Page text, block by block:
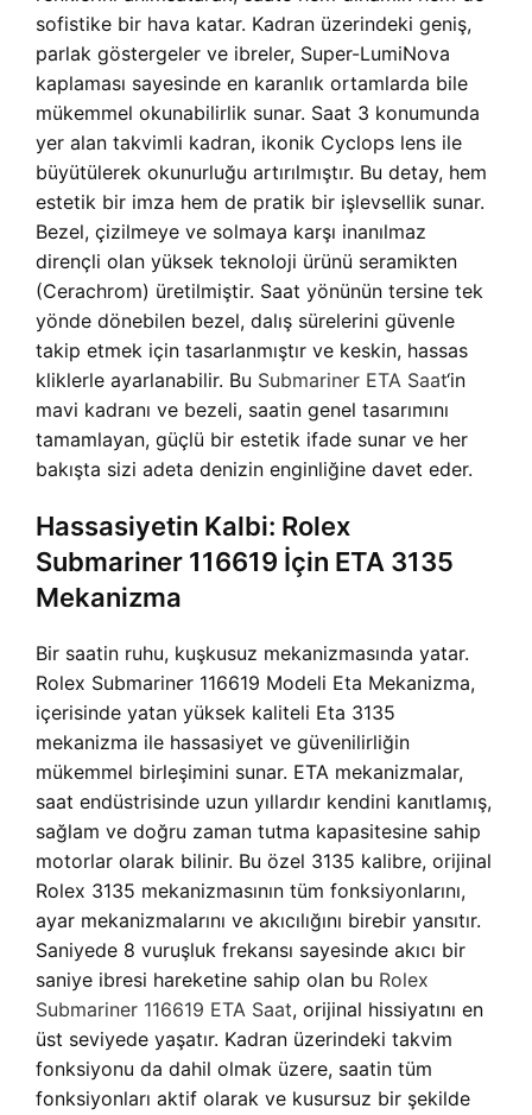
sofistike bir hava katar. Kadran üzerindeki geniş,
parlak göstergeler ve ibreler, Super-LumiNova
kaplaması sayesinde en karanlık ortamlarda bile
mükemmel okunabilirlik sunar. Saat 3 konumunda
yer alan takvimli kadran, ikonik Cyclops lens ile
büyütülerek okunurluğu artırılmıştır. Bu detay, hem
estetik bir imza hem de pratik bir işlevsellik sunar.
Bezel, çizilmeye ve solmaya karşı inanılmaz
dirençli olan yüksek teknoloji ürünü seramikten
(Cerachrom) üretilmiştir. Saat yönünün tersine tek
yönde dönebilen bezel, dalış sürelerini güvenle
takip etmek için tasarlanmıştır ve keskin, hassas
kliklerle ayarlanabilir. Bu Submariner ETA Saat‘in
mavi kadranı ve bezeli, saatin genel tasarımını
tamamlayan, güçlü bir estetik ifade sunar ve her
bakışta sizi adeta denizin enginliğine davet eder.
Hassasiyetin Kalbi: Rolex
Submariner 116619 İçin ETA 3135
Mekanizma
Bir saatin ruhu, kuşkusuz mekanizmasında yatar.
Rolex Submariner 116619 Modeli Eta Mekanizma,
içerisinde yatan yüksek kaliteli Eta 3135
mekanizma ile hassasiyet ve güvenilirliğin
mükemmel birleşimini sunar. ETA mekanizmalar,
saat endüstrisinde uzun yıllardır kendini kanıtlamış,
sağlam ve doğru zaman tutma kapasitesine sahip
motorlar olarak bilinir. Bu özel 3135 kalibre, orijinal
Rolex 3135 mekanizmasının tüm fonksiyonlarını,
ayar mekanizmalarını ve akıcılığını birebir yansıtır.
Saniyede 8 vuruşluk frekansı sayesinde akıcı bir
saniye ibresi hareketine sahip olan bu Rolex
Submariner 116619 ETA Saat, orijinal hissiyatını en
üst seviyede yaşatır. Kadran üzerindeki takvim
fonksiyonu da dahil olmak üzere, saatin tüm
fonksiyonları aktif olarak ve kusursuz bir şekilde